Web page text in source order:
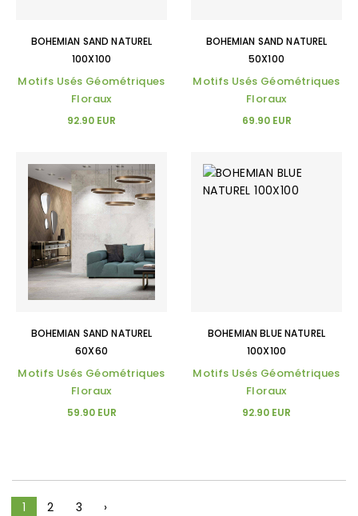
BOHEMIAN SAND NATUREL
100X100
Motifs Usés Géométriques
Floraux
92.90 EUR
BOHEMIAN SAND NATUREL
50X100
Motifs Usés Géométriques
Floraux
69.90 EUR
BOHEMIAN SAND NATUREL
60X60
Motifs Usés Géométriques
Floraux
59.90 EUR
BOHEMIAN BLUE NATUREL
100X100
Motifs Usés Géométriques
Floraux
92.90 EUR
1 2 3 ›